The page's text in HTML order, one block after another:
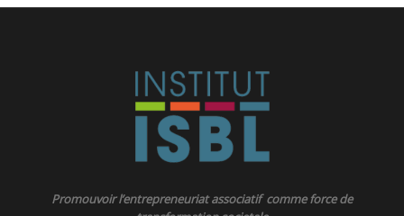
Promouvoir l’entrepreneuriat associatif comme force de